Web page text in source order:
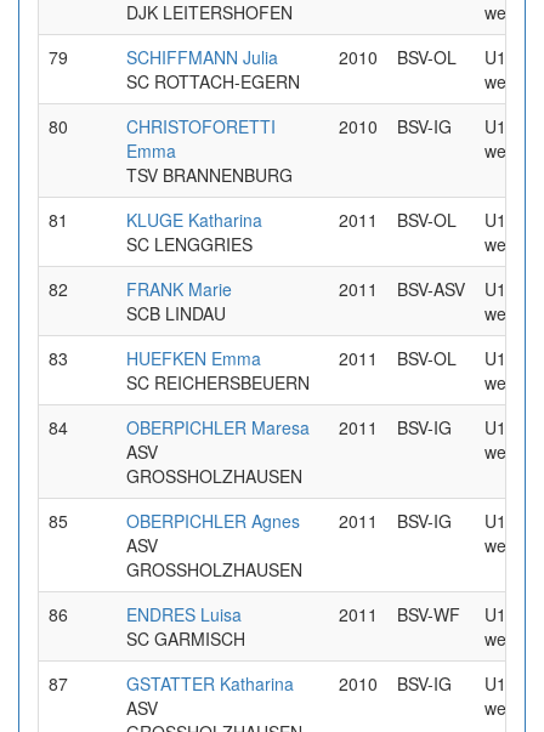
DJK LEITERSHOFEN
weiblich
79
SCHIFFMANN Julia
SC ROTTACH-EGERN
2010 BSV-OL
U16
weiblich
80
CHRISTOFORETTI
Emma
TSV BRANNENBURG
2010 BSV-IG
U16
weiblich
81
KLUGE Katharina
SC LENGGRIES
2011 BSV-OL
U16
weiblich
82
FRANK Marie
SCB LINDAU
2011 BSV-ASV
U16
weiblich
83
HUEFKEN Emma
SC REICHERSBEUERN
2011 BSV-OL
U16
weiblich
84
OBERPICHLER Maresa
ASV
GROSSHOLZHAUSEN
2011 BSV-IG
U16
weiblich
85
OBERPICHLER Agnes
ASV
GROSSHOLZHAUSEN
2011 BSV-IG
U16
weiblich
86
ENDRES Luisa
SC GARMISCH
2011 BSV-WF
U16
weiblich
87
GSTATTER Katharina
ASV
2010 BSV-IG
U16
weiblich